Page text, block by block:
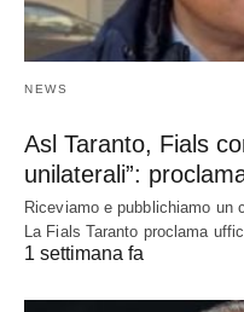
NEWS
Asl Taranto, Fials
unilaterali”:
Riceviamo e pubblichiamo un
La Fials Taranto proclama
1 settimana fa